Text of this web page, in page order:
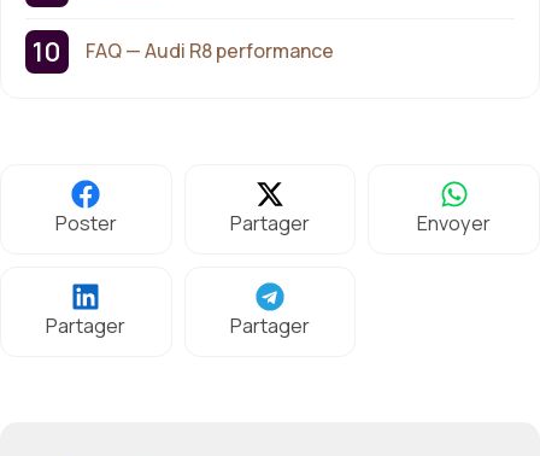
FAQ — Audi R8 performance
Poster Partager Envoyer
Partager Partager